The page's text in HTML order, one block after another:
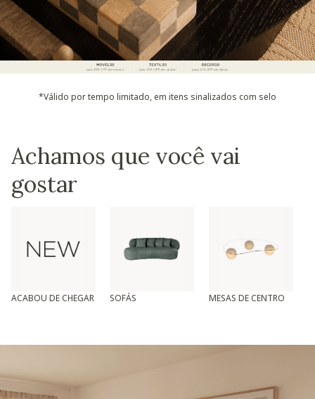
*Válido por tempo limitado, em itens sinalizados com selo
Achamos que você vai
gostar
ACABOU DE CHEGAR SOFÁS MESAS DE CENTRO